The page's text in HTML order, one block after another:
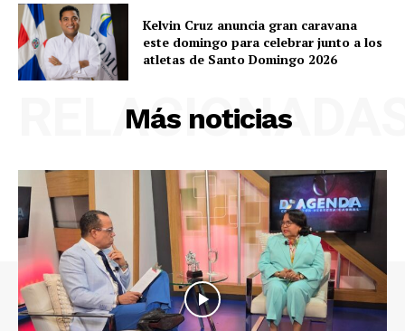
Kelvin Cruz anuncia gran caravana
este domingo para celebrar junto a los
atletas de Santo Domingo 2026
Más noticias